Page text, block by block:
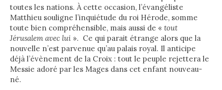
toutes les nations. À cette occasion, l’évangéliste
Matthieu souligne l’inquiétude du roi Hérode, somme
toute bien compréhensible, mais aussi de « tout
Jérusalem avec lui ». Ce qui parait étrange alors que la
nouvelle n’est parvenue qu’au palais royal. Il anticipe
déjà l’évènement de la Croix : tout le peuple rejettera le
Messie adoré par les Mages dans cet enfant nouveau-
né.